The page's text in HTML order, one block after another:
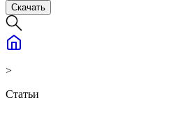
Скачать
>
Статьи